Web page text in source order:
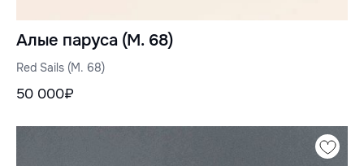
Алые паруса (М. 68)
Red Sails (M. 68)
50 000₽